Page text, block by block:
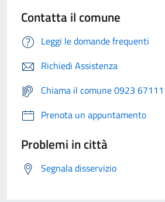
Contatta il comune
Leggi le domande frequenti
Richiedi Assistenza
Chiama il comune 0923
Prenota un appuntamento
Problemi in città
Segnala disservizio